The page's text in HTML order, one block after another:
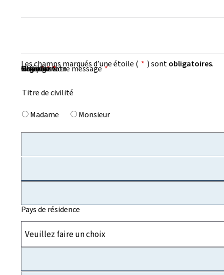
Les champs marqués d’une étoile ( * ) sontobligatoires.
Titre de civilité
Madame Monsieur
Prénom *
Nom *
Organisation
Pays de résidence
E-mail *
Téléphone
Objet de votre message *
Message *